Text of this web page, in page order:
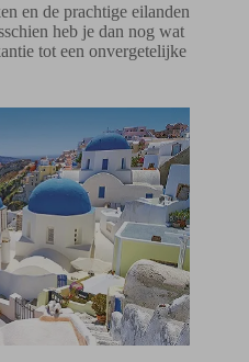
en de prachtige eilanden
heb je dan nog wat
tot een onvergetelijke